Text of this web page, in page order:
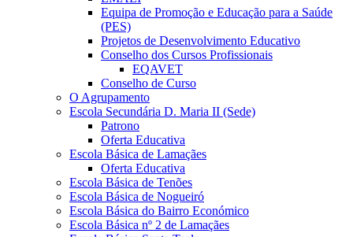
Equipa de Promoção e Educação para a Saúde
(PES)
Projetos de Desenvolvimento Educativo
Conselho dos Cursos Profissionais
EQAVET
Conselho de Curso
O Agrupamento
Escola Secundária D. Maria II (Sede)
Patrono
Oferta Educativa
Escola Básica de Lamaçães
Oferta Educativa
Escola Básica de Tenões
Escola Básica de Nogueiró
Escola Básica do Bairro Económico
Escola Básica nº 2 de Lamaçães